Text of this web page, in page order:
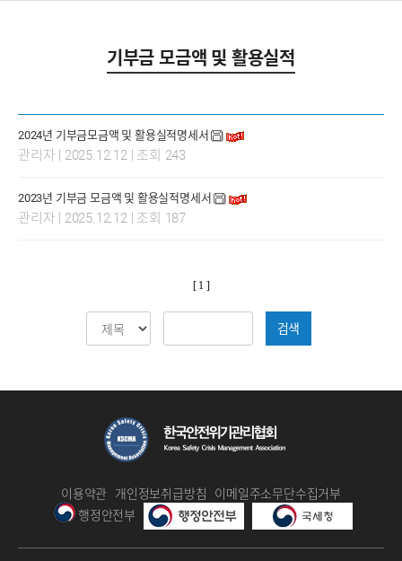
기부금 모금액 및 활용실적
2024년 기부금모금액 및 활용실적명세서
관리자 | 2025.12.12 | 조회 243
2023년 기부금 모금액 및 활용실적명세서
관리자 | 2025.12.12 | 조회 187
[ 1 ]
검색
이용약관 개인정보취급방침
이메일주소무단수집거부
행정안전부